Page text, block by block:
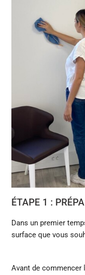
ÉTAPE 1 :
Dans un premier
surface que vous
Avant de commencer